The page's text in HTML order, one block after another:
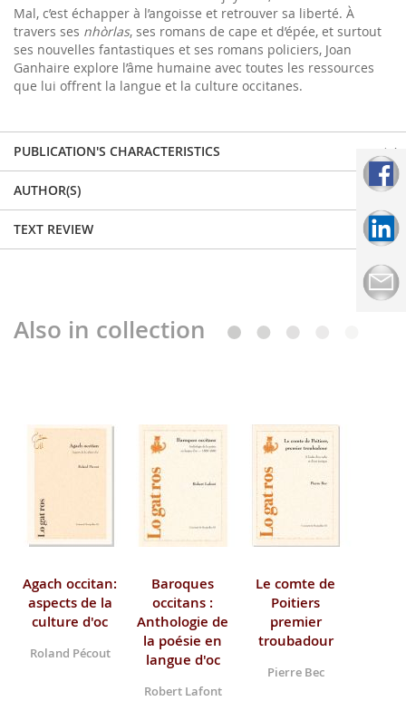
Mal, c’est échapper à l’angoisse et retrouver sa liberté. À
travers ses nhòrlas, ses romans de cape et d’épée, et surtout
ses nouvelles fantastiques et ses romans policiers, Joan
Ganhaire explore l’âme humaine avec toutes les ressources
que lui offrent la langue et la culture occitanes.
PUBLICATION'S CHARACTERISTICS
AUTHOR(S)
TEXT REVIEW
Also in collection
Agach occitan:
aspects de la
culture d'oc
Roland Pécout
Baroques
occitans :
Anthologie de
la poésie en
langue d'oc
Robert Lafont
Le comte de
Poitiers
premier
troubadour
Pierre Bec